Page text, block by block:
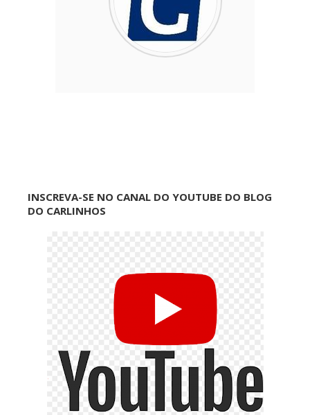
INSCREVA-SE NO CANAL DO YOUTUBE DO BLOG
DO CARLINHOS